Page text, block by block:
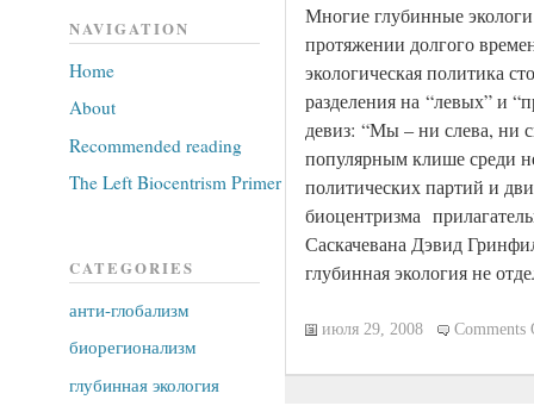
Многие глубинные
протяжении долгого
экологическая политика
разделения на “левых” и
девиз: “Мы – ни слева, ни
популярным клише среди
политических партий и
биоцентризма
Саскачевана Дэвид
глубинная экология не
июля 29, 2008 Comments
NAVIGATION
Home
About
Recommended reading
The Left Biocentrism Primer
CATEGORIES
анти-глобализм
биорегионализм
глубинная экология